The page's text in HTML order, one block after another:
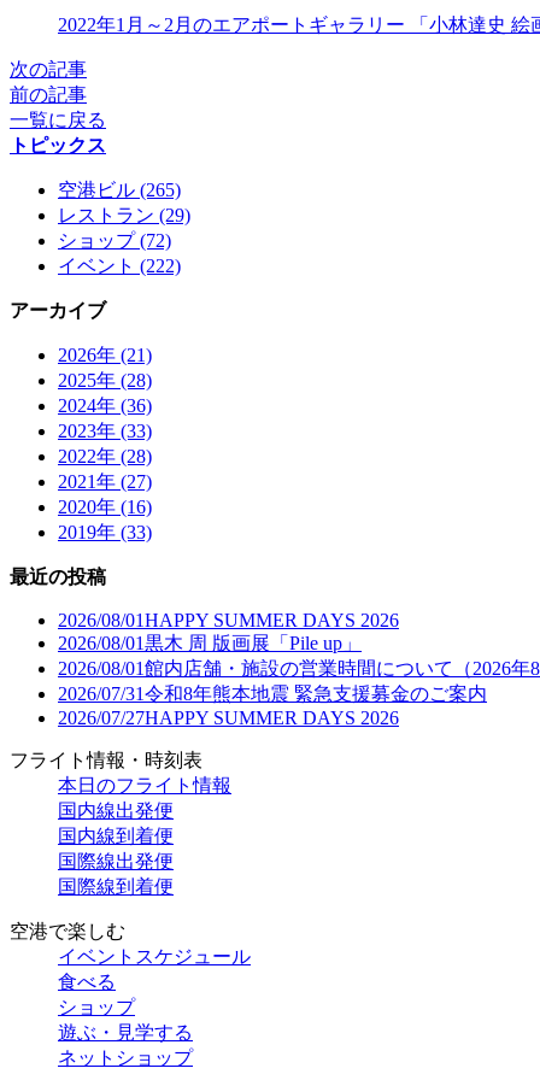
2022年1月～2月のエアポートギャラリー 「小林達史 絵
次の記事
前の記事
一覧に戻る
トピックス
空港ビル (265)
レストラン (29)
ショップ (72)
イベント (222)
アーカイブ
2026年 (21)
2025年 (28)
2024年 (36)
2023年 (33)
2022年 (28)
2021年 (27)
2020年 (16)
2019年 (33)
最近の投稿
2026/08/01HAPPY SUMMER DAYS 2026
2026/08/01黒木 周 版画展「Pile up」
2026/08/01館内店舗・施設の営業時間について（2026年8
2026/07/31令和8年熊本地震 緊急支援募金のご案内
2026/07/27HAPPY SUMMER DAYS 2026
フライト情報・時刻表
本日のフライト情報
国内線出発便
国内線到着便
国際線出発便
国際線到着便
空港で楽しむ
イベントスケジュール
食べる
ショップ
遊ぶ・見学する
ネットショップ